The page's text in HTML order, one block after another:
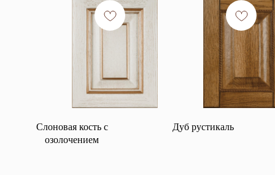
Слоновая кость с
озолочением
Дуб рустикаль